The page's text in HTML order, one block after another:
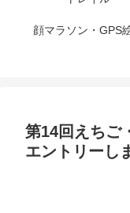
顔マラソン・GPS
第14回えちご
エントリーし